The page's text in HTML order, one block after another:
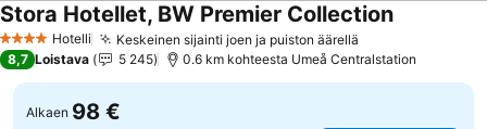
4 Tähtiluokitus
Hotelli Keskeinen sijainti joen ja puiston äärellä
Stora Hotellet, BW Premier Collection
8,7 Loistava 5 245 0.6 km kohteesta Umeå Centralstation
Alkaen 98 €